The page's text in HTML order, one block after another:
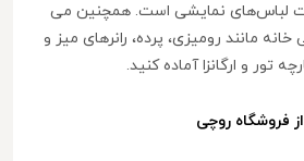
لباس‌های نمایشی است. همچنین می
مانند رومیزی، پرده، رانرهای میز و
تور و ارگانزا آماده کنید.
از فروشگاه روچی